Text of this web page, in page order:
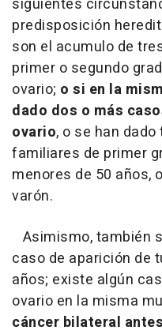
predisposición
son el acumulo de
primer o segundo
ovario; o si en la
dado dos o más
ovario, o se han
familiares de primer
menores de 50 años,
varón.
Asimismo, también
caso de aparición de
años; existe algún
ovario en la misma
cáncer bilateral